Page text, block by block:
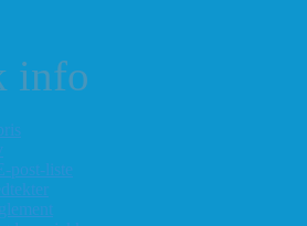
info
post-liste